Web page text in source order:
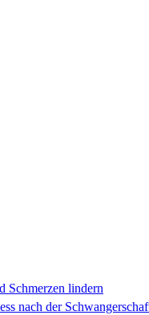
Schmerzen lindern
nach der